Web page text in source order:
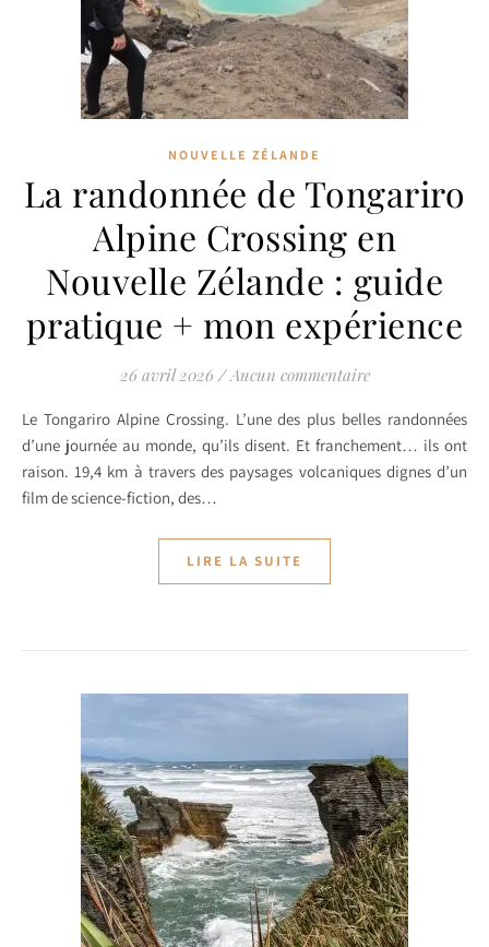
NOUVELLE ZÉLANDE
La randonnée de Tongariro
Alpine Crossing en
Nouvelle Zélande : guide
pratique + mon expérience
26 avril 2026 / Aucun commentaire
Le Tongariro Alpine Crossing. L’une des plus belles randonnées
d’une journée au monde, qu’ils disent. Et franchement… ils ont
raison. 19,4 km à travers des paysages volcaniques dignes d’un
film de science-fiction, des…
LIRE LA SUITE